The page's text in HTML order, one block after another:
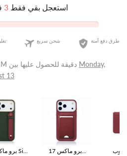
استعجل بقي فقط 3
شحن سريع طرق دفع آمنة
1 ساعة التالية٪ M دقيقة Monday,
13
17 برو ماكس Si...